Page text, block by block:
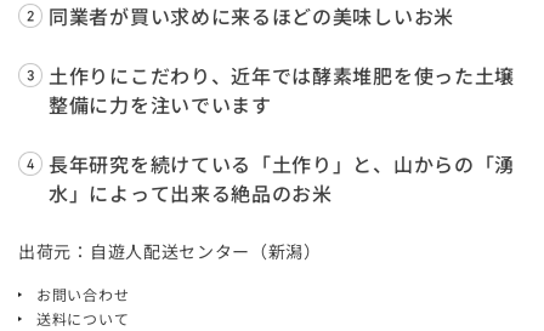
同業者が買い求めに来るほどの美味しいお米
土作りにこだわり、近年では酵素堆肥を使った土壌
整備に力を注いでいます
長年研究を続けている「土作り」と、山からの「湧
水」によって出来る絶品のお米
出荷元：自遊人配送センター（新潟）
お問い合わせ
送料について